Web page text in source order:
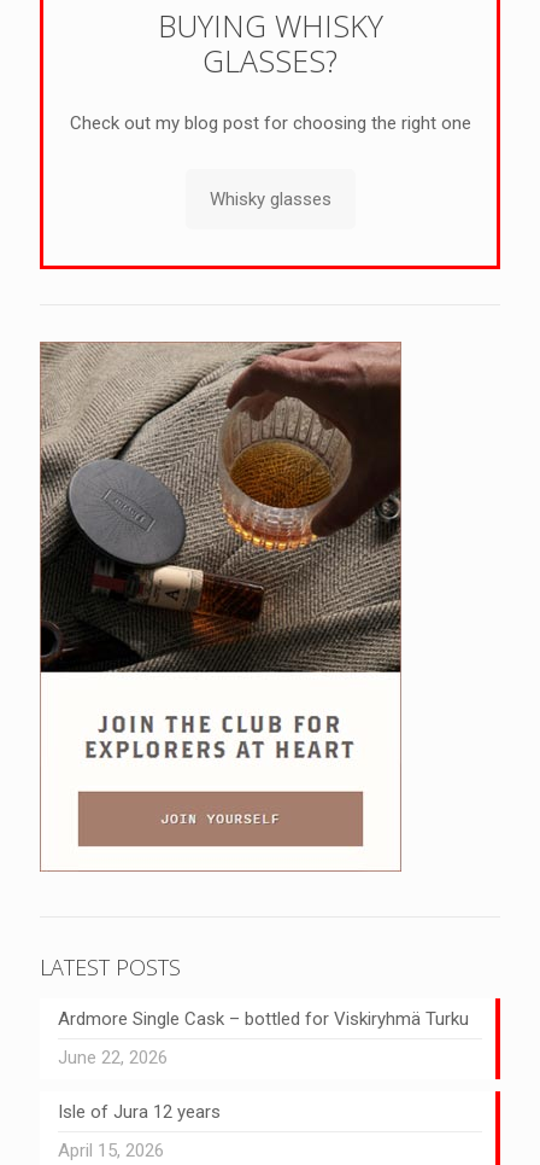
BUYING WHISKY
GLASSES?
Check out my blog post for choosing the right one
Whisky glasses
LATEST POSTS
Ardmore Single Cask – bottled for Viskiryhmä Turku
June 22, 2026
Isle of Jura 12 years
April 15, 2026